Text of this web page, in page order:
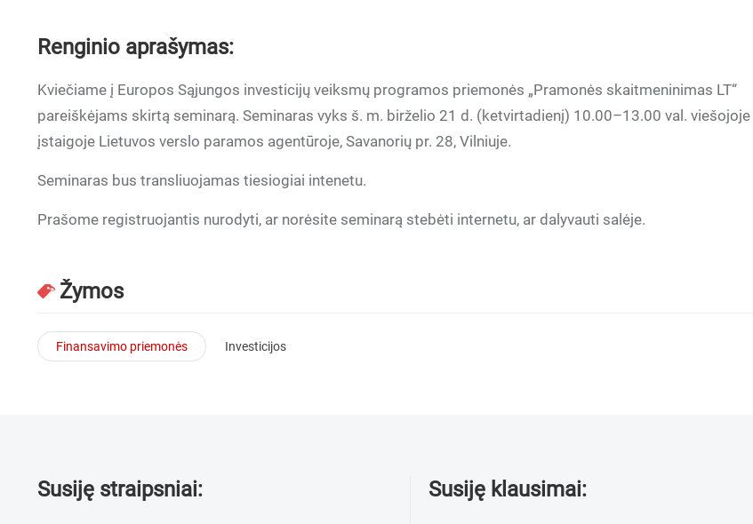
Renginio aprašymas:
Kviečiame į Europos Sąjungos investicijų veiksmų programos priemonės „Pramonės skaitmeninimas LT“
pareiškėjams skirtą seminarą. Seminaras vyks š. m. birželio 21 d. (ketvirtadienį) 10.00–13.00 val. viešojoje
įstaigoje Lietuvos verslo paramos agentūroje, Savanorių pr. 28, Vilniuje.
Seminaras bus transliuojamas tiesiogiai intenetu.
Prašome registruojantis nurodyti, ar norėsite seminarą stebėti internetu, ar dalyvauti salėje.
Žymos
Finansavimo priemonės Investicijos
Susiję straipsniai: Susiję klausimai: